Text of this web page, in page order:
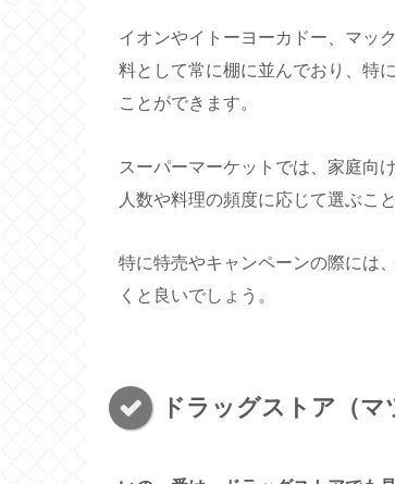
イオンやイトーヨーカドー、マッ
料として常に棚に並んでおり、特
ことができます。
スーパーマーケットでは、家庭向
人数や料理の頻度に応じて選ぶこ
特に特売やキャンペーンの際には
くと良いでしょう。
ドラッグストア（